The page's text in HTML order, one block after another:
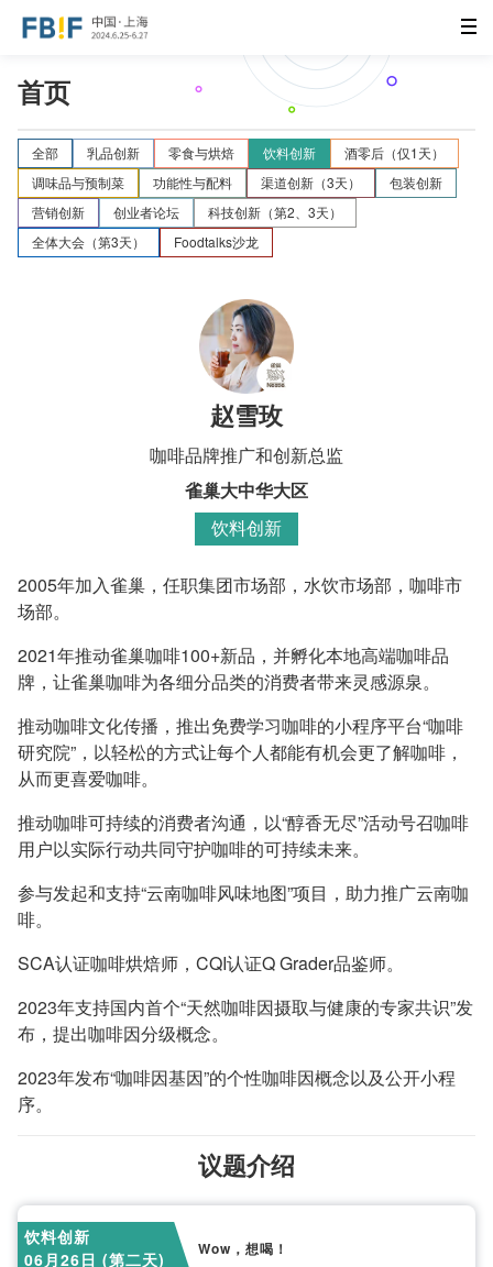
首页
全部 乳品创新 零食与烘焙 饮料创新
酒零后（仅1天）
调味品与预制菜
功能性与配料 渠道创新（3天）
包装创新
营销创新
创业者论坛
科技创新（第2、3天）
全体大会（第3天）
Foodtalks沙龙
赵雪玫
咖啡品牌推广和创新总监
雀巢大中华大区
饮料创新
2005年加入雀巢，任职集团市场部，水饮市场部，咖啡市
场部。
2021年推动雀巢咖啡100+新品，并孵化本地高端咖啡品
牌，让雀巢咖啡为各细分品类的消费者带来灵感源泉。
推动咖啡文化传播，推出免费学习咖啡的小程序平台“咖啡
研究院”，以轻松的方式让每个人都能有机会更了解咖啡，
从而更喜爱咖啡。
推动咖啡可持续的消费者沟通，以“醇香无尽”活动号召咖啡
用户以实际行动共同守护咖啡的可持续未来。
参与发起和支持“云南咖啡风味地图”项目，助力推广云南咖
啡。
SCA认证咖啡烘焙师，CQI认证Q Grader品鉴师。
2023年支持国内首个“天然咖啡因摄取与健康的专家共识”发
布，提出咖啡因分级概念。
2023年发布“咖啡因基因”的个性咖啡因概念以及公开小程
序。
议题介绍
饮料创新
06月26日 (第二天)
Wow，想喝！